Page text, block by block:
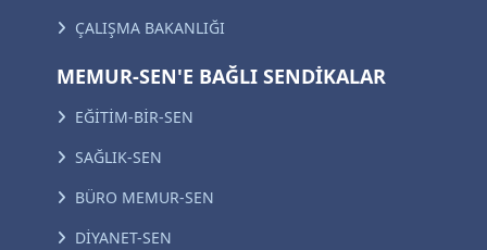
ÇALIŞMA BAKANLIĞI
MEMUR-SEN'E BAĞLI SENDİKALAR
EĞİTİM-BİR-SEN
SAĞLIK-SEN
BÜRO MEMUR-SEN
DİYANET-SEN